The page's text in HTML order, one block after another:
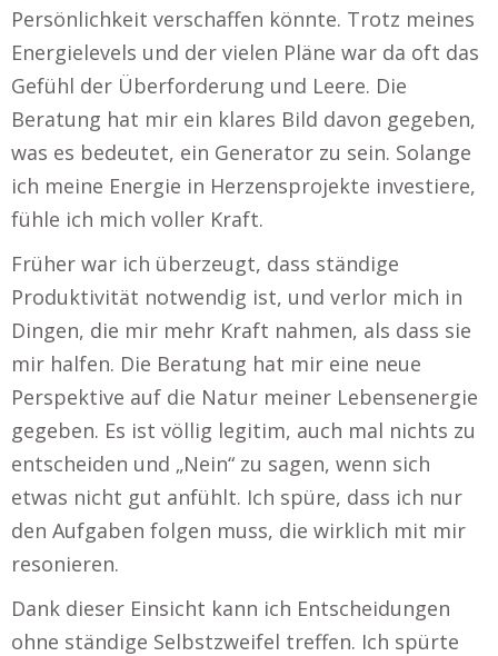
Persönlichkeit verschaffen könnte. Trotz meines
Energielevels und der vielen Pläne war da oft das
Gefühl der Überforderung und Leere. Die
Beratung hat mir ein klares Bild davon gegeben,
was es bedeutet, ein Generator zu sein. Solange
ich meine Energie in Herzensprojekte investiere,
fühle ich mich voller Kraft.
Früher war ich überzeugt, dass ständige
Produktivität notwendig ist, und verlor mich in
Dingen, die mir mehr Kraft nahmen, als dass sie
mir halfen. Die Beratung hat mir eine neue
Perspektive auf die Natur meiner Lebensenergie
gegeben. Es ist völlig legitim, auch mal nichts zu
entscheiden und „Nein“ zu sagen, wenn sich
etwas nicht gut anfühlt. Ich spüre, dass ich nur
den Aufgaben folgen muss, die wirklich mit mir
resonieren.
Dank dieser Einsicht kann ich Entscheidungen
ohne ständige Selbstzweifel treffen. Ich spürte